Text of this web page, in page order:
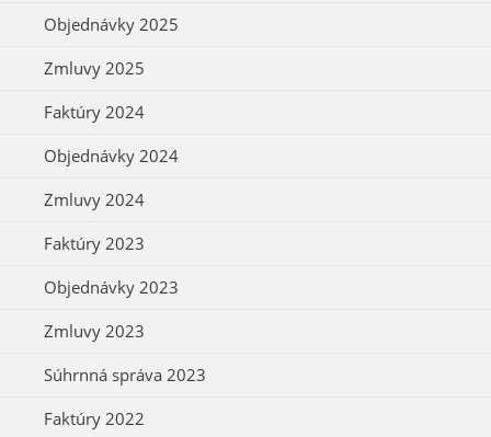
Objednávky 2025
Zmluvy 2025
Faktúry 2024
Objednávky 2024
Zmluvy 2024
Faktúry 2023
Objednávky 2023
Zmluvy 2023
Súhrnná správa 2023
Faktúry 2022